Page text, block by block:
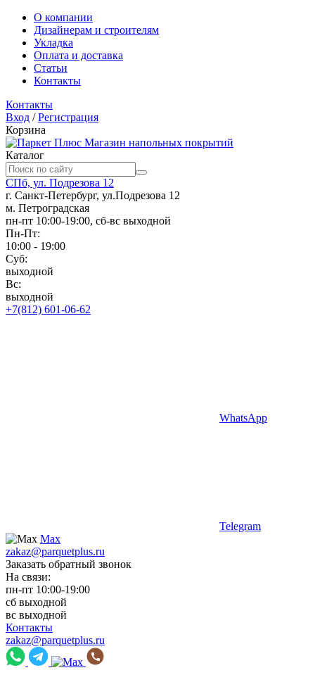
О компании
Дизайнерам и строителям
Укладка
Оплата и доставка
Статьи
Контакты
Контакты
Вход /Регистрация
Корзина
Магазин напольных покрытий
Каталог
СПб, ул. Подрезова 12
г. Санкт-Петербург, ул.Подрезова 12
м. Петроградская
пн-пт 10:00-19:00, сб-вс выходной
Пн-Пт:
10:00 - 19:00
Суб:
выходной
Вс:
выходной
+7(812) 601-06-62
WhatsApp
Telegram
Max
zakaz@parquetplus.ru
Заказать обратный звонок
На связи:
пн-пт 10:00-19:00
сб выходной
вс выходной
Контакты
zakaz@parquetplus.ru